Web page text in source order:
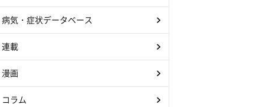
病気・症状データベース
連載
漫画
コラム